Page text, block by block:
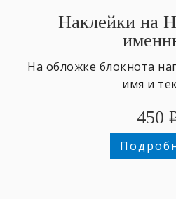
Наклейки на
На обложке блокнота
имя и
450